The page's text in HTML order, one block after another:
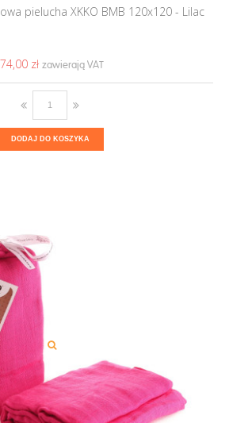
pielucha XKKO BMB 120x120 - Lilac
74,00 ‎zł
DODAJ DO KOSZYKA